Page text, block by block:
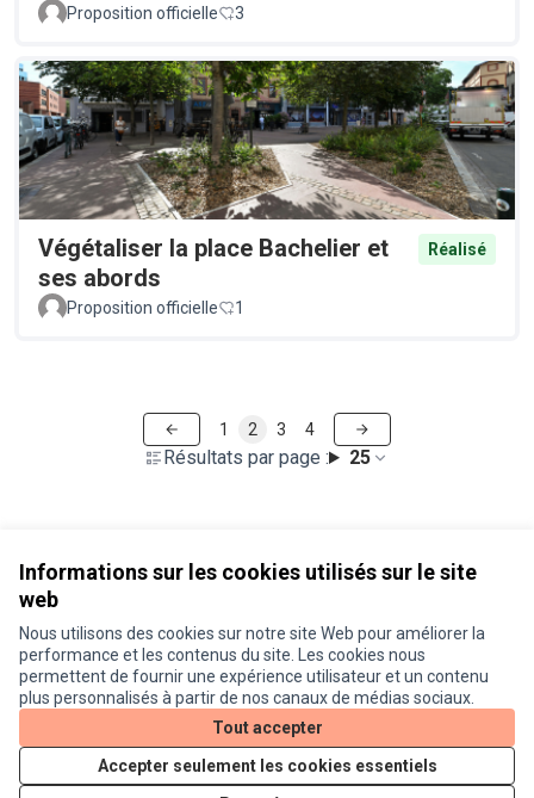
Informations sur les cookies utilisés sur le site
web
Nous utilisons des cookies sur notre site Web pour améliorer la
performance et les contenus du site. Les cookies nous
permettent de fournir une expérience utilisateur et un contenu
plus personnalisés à partir de nos canaux de médias sociaux.
Tout accepter
Accepter seulement les cookies essentiels
Proposition officielle 3
Végétaliser la place Bachelier et
ses abords
Réalisé
Proposition officielle 1
Résultats par page : 25
1 2 3 4
Conditions d'utilisation
Paramètres des cookies
Je participe ! sur X
(Lien externe)
Je participe ! sur Facebook
Je participe ! sur Instagram
Licence
(Lien